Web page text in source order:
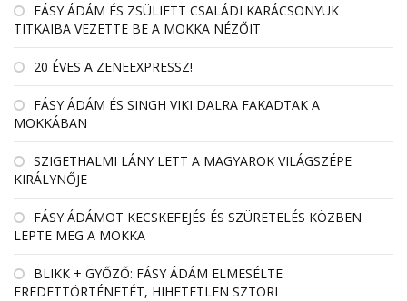
FÁSY ÁDÁM ÉS ZSÜLIETT CSALÁDI KARÁCSONYUK
TITKAIBA VEZETTE BE A MOKKA NÉZŐIT
20 ÉVES A ZENEEXPRESSZ!
FÁSY ÁDÁM ÉS SINGH VIKI DALRA FAKADTAK A
MOKKÁBAN
SZIGETHALMI LÁNY LETT A MAGYAROK VILÁGSZÉPE
KIRÁLYNŐJE
FÁSY ÁDÁMOT KECSKEFEJÉS ÉS SZÜRETELÉS KÖZBEN
LEPTE MEG A MOKKA
BLIKK + GYŐZŐ: FÁSY ÁDÁM ELMESÉLTE
EREDETTÖRTÉNETÉT, HIHETETLEN SZTORI